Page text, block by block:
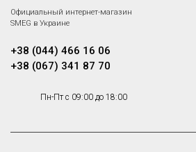
Официальный интернет-магазин
SMEG в Украине
+38 (044) 466 16 06
+38 (067) 341 87 70
Пн-Пт с 09:00 до 18:00